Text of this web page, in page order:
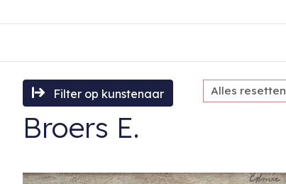
Filter op kunstenaar Alles resetten
Broers E.